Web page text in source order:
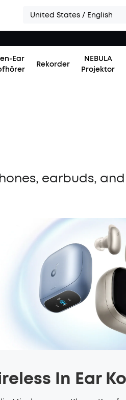
United States / English
Ear
Rekorder
NEBULA
Projektor
Lade
bis zu
earbuds,
In Ear